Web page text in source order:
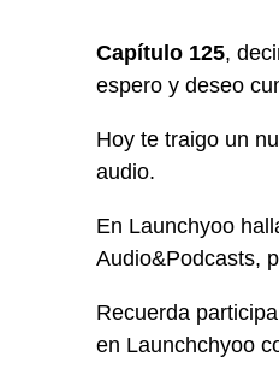
Capítulo 125,
espero y deseo
Hoy te traigo un
audio.
En Launchyoo
Audio&Podcasts,
Recuerda
en Launchchyoo